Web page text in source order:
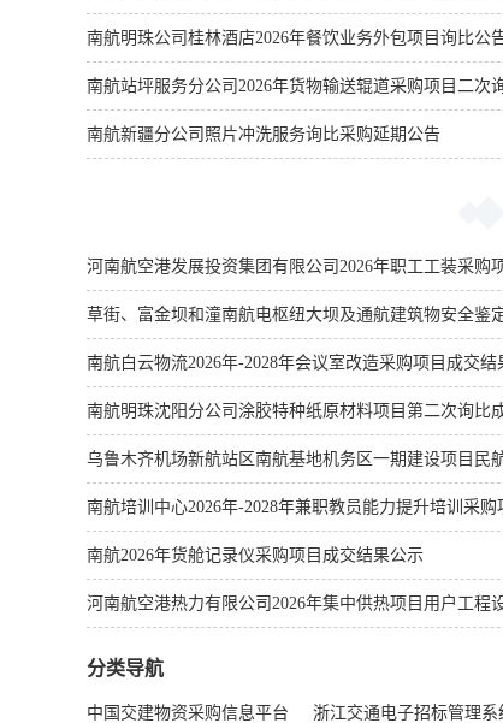
南航明珠公司桂林酒店2026年餐饮业务外包项目询比公
南航站坪服务分公司2026年货物输送辊道采购项目二次
南航新疆分公司照片冲洗服务询比采购延期公告
河南航空港发展投资集团有限公司2026年职工工装采购
草街、富金坝和潼南航电枢纽大坝及通航建筑物安全鉴
南航白云物流2026年-2028年会议室改造采购项目成交结
南航明珠沈阳分公司涂胶特种纸原材料项目第二次询比
乌鲁木齐机场新航站区南航基地机务区一期建设项目民
南航培训中心2026年-2028年兼职教员能力提升培训采
南航2026年货舱记录仪采购项目成交结果公示
河南航空港热力有限公司2026年集中供热项目用户工程
分类导航
中国交建物资采购信息平台 浙江交通电子招标管理系